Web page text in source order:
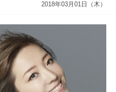
2018年03月01日（木）